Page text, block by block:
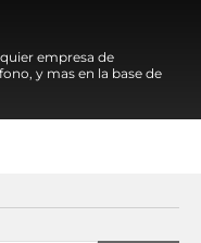
empresa de
y mas en la base de